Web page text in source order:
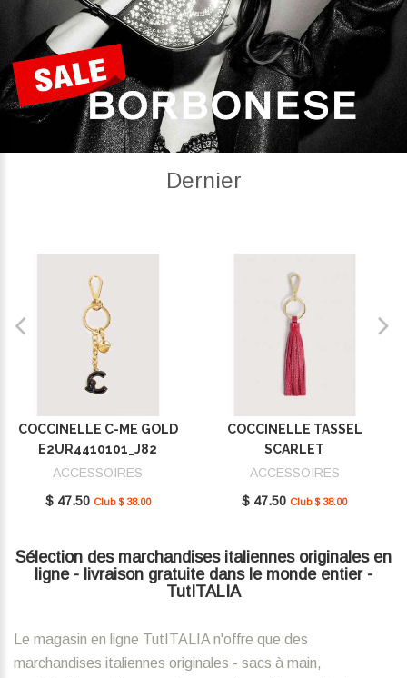
Dernier
COCCINELLE C-ME GOLD
E2UR4410101_J82
ACCESSOIRES
$ 47.50 Club $ 38.00
COCCINELLE TASSEL
SCARLET
E2MU0410101_R02
ACCESSOIRES
$ 47.50 Club $ 38.00
Sélection des marchandises italiennes originales en
ligne - livraison gratuite dans le monde entier -
TutITALIA
Le magasin en ligne TutITALIA n'offre que des
marchandises italiennes originales - sacs à main,